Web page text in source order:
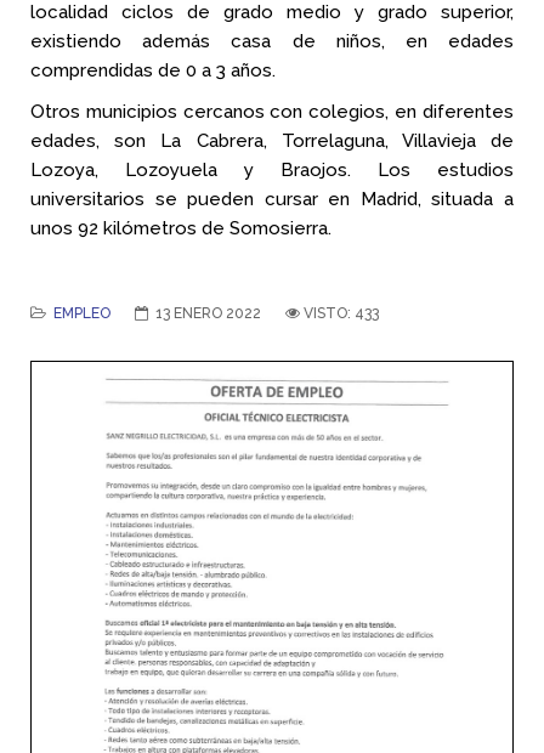
localidad ciclos de grado medio y grado superior,
existiendo además casa de niños, en edades
comprendidas de 0 a 3 años.
Otros municipios cercanos con colegios, en diferentes
edades, son La Cabrera, Torrelaguna, Villavieja de
Lozoya, Lozoyuela y Braojos. Los estudios
universitarios se pueden cursar en Madrid, situada a
unos 92 kilómetros de Somosierra.
EMPLEO 13 ENERO 2022 VISTO: 433